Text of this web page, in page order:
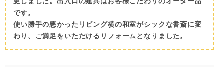
です。
使い勝手の悪かったリビング横の和室がシックな書斎に変
わり、ご満足をいただけるリフォームとなりました。